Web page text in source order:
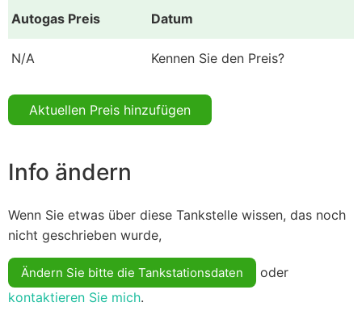
Autogas Preis Datum
N/A Kennen Sie den Preis?
Aktuellen Preis hinzufügen
Info ändern
Wenn Sie etwas über diese Tankstelle wissen, das noch
nicht geschrieben wurde,
Ändern Sie bitte die Tankstationsdaten
oder
kontaktieren Sie mich.